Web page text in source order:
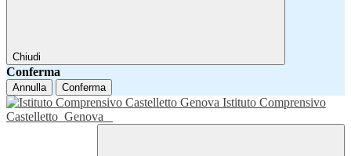
Chiudi
Conferma
Annulla Conferma
Istituto Comprensivo
Castelletto Genova